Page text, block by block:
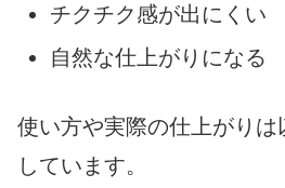
チクチク感が出にくい
自然な仕上がりになる
使い方や実際の仕上がりは
しています。